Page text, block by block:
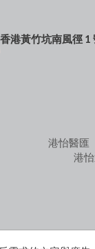
香港黃竹坑南風徑 1
港怡醫匯
港